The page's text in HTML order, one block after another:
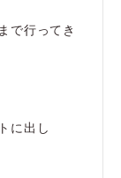
で行ってき
に出し